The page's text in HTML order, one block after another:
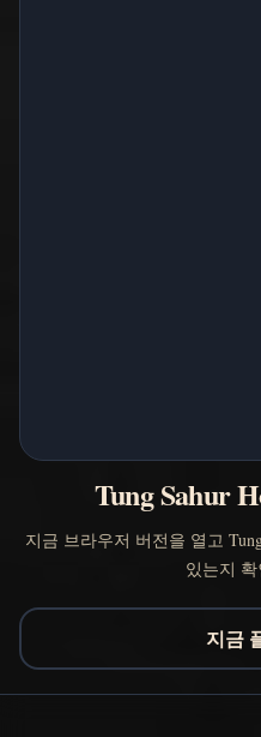
Tung Sahur
지금 브라우저 버전을 열고
있는지
지금